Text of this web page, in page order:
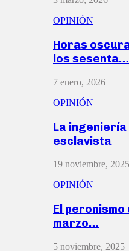
OPINIÓN
Horas
los sesenta…
7 enero, 2026
OPINIÓN
La
esclavista
19 noviembre, 2025
OPINIÓN
El
marzo…
5 noviembre, 2025